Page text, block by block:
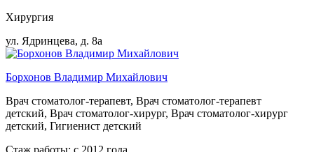
Хирургия
ул. Ядринцева, д. 8а
Борхонов Владимир Михайлович
Врач стоматолог-терапевт, Врач стоматолог-терапевт
детский, Врач стоматолог-хирург, Врач стоматолог-хирург
детский, Гигиенист детский
Стаж работы: с 2012 года